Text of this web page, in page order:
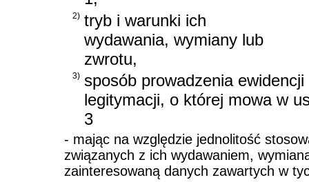
2) tryb i warunki ich
wydawania, wymiany lub
zwrotu,
3) sposób prowadzenia ewidencji
legitymacji, o której mowa w
3
- mając na względzie jednolitość
związanych z ich wydawaniem,
zainteresowaną danych zawartych w